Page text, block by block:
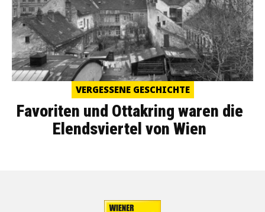
VERGESSENE GESCHICHTE
Favoriten und Ottakring waren die
Elendsviertel von Wien